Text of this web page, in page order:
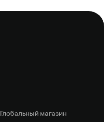
Глобальный магазин